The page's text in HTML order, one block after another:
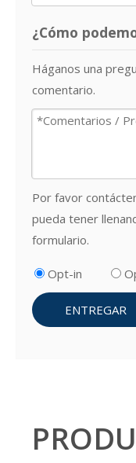
¿Cómo
Háganos una
comentario.
Por favor
pueda tener
formulario.
Opt-in
ENTREGAR